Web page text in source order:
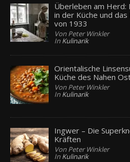
Überleben am Herd:
in der Küche und
von 1933
Von Peter Winkler
In Kulinarik
Orientalische
Küche des Nahen
Von Peter Winkler
In Kulinarik
Ingwer – Die
Kräften
Von Peter Winkler
In Kulinarik